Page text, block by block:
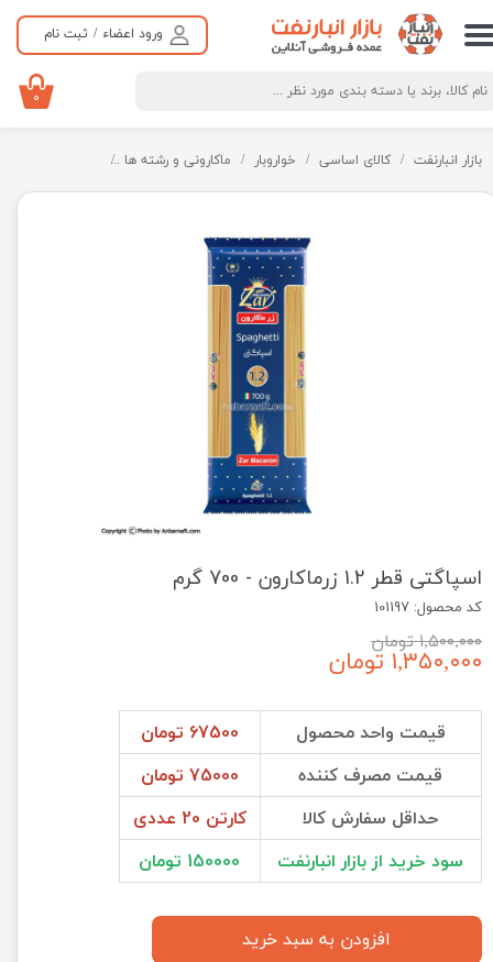
ورود اعضاء / ثبت نام
حساب کاربری من
تغییر گذر واژه
سفارشات
خروج از حساب کاربری
۰
بازار انبارنفت کالای اساسی خواروبار ماکارونی و رشته ها
اسپاگتی قطر 1.2 زرماکارون - 700 گرم
کد محصول: 101197
۱,۵۰۰,۰۰۰ تومان
۱,۳۵۰,۰۰۰ تومان
قیمت واحد محصول
67500 تومان
قیمت مصرف کننده
75000 تومان
حداقل سفارش کالا
کارتن 20 عددی
سود خرید از بازار انبارنفت
150000 تومان
افزودن به سبد خرید